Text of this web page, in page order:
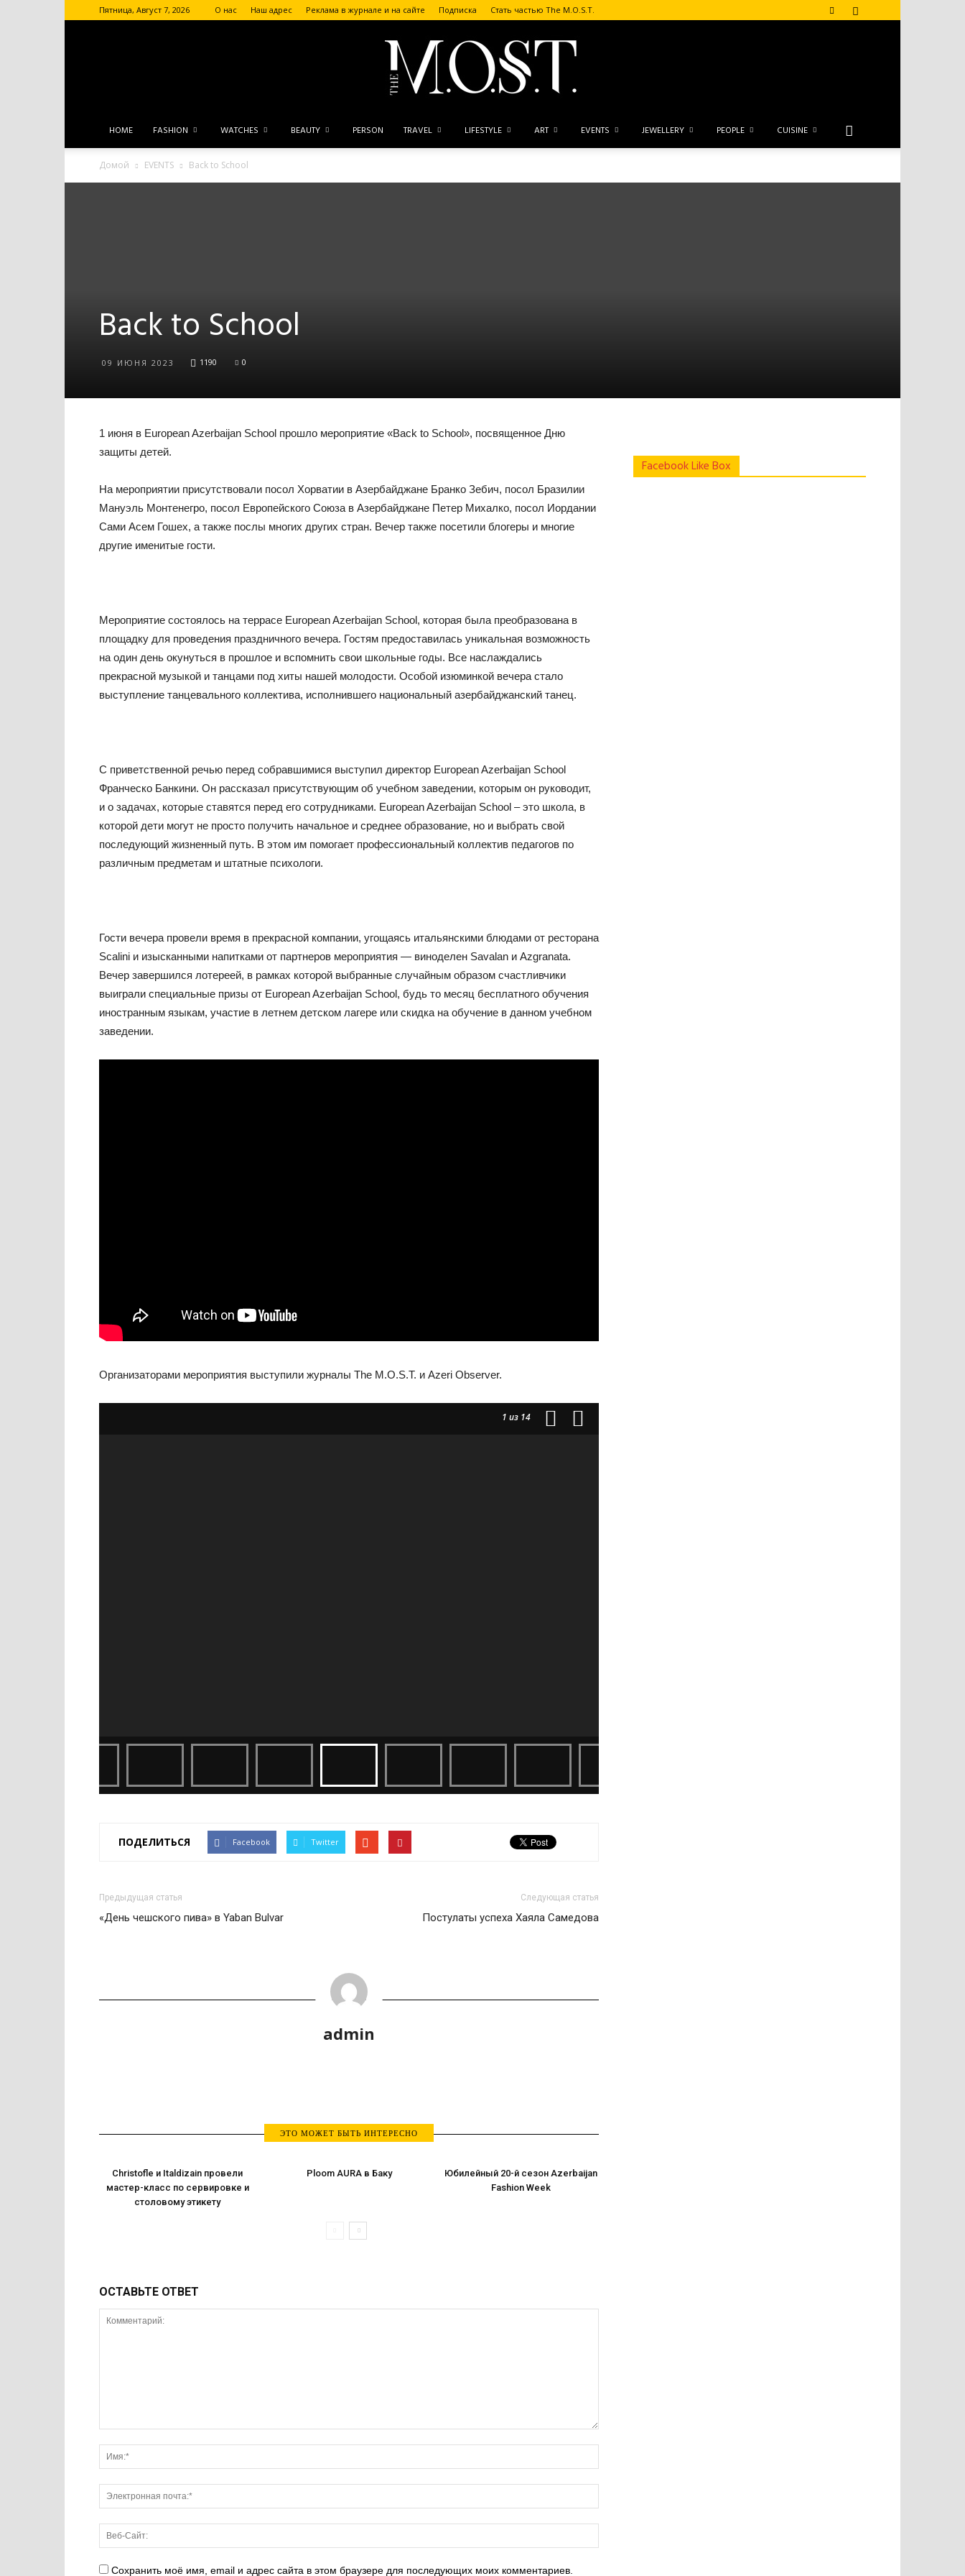
Пятница, Август 7, 2026 О нас Наш адрес Реклама в журнале и на сайте Подписка Стать частью The M.O.S.T.
The
HOME FASHION WATCHES BEAUTY PERSON TRAVEL LIFESTYLE ART EVENTS JEWELLERY PEOPLE CUISINE
Домой EVENTS Back to School
Back to School
09 ИЮНЯ 2023 1190 0
1 июня в European Azerbaijan School прошло мероприятие «Back to School», посвященное Дню
защиты детей.
На мероприятии присутствовали посол Хорватии в Азербайджане Бранко Зебич, посол Бразилии
Мануэль Монтенегро, посол Европейского Союза в Азербайджане Петер Михалко, посол Иордании
Сами Асем Гошех, а также послы многих других стран. Вечер также посетили блогеры и многие
другие именитые гости.
Мероприятие состоялось на террасе European Azerbaijan School, которая была преобразована в
площадку для проведения праздничного вечера. Гостям предоставилась уникальная возможность
на один день окунуться в прошлое и вспомнить свои школьные годы. Все наслаждались
прекрасной музыкой и танцами под хиты нашей молодости. Особой изюминкой вечера стало
выступление танцевального коллектива, исполнившего национальный азербайджанский танец.
С приветственной речью перед собравшимися выступил директор European Azerbaijan School
Франческо Банкини. Он рассказал присутствующим об учебном заведении, которым он руководит,
и о задачах, которые ставятся перед его сотрудниками. European Azerbaijan School – это школа, в
которой дети могут не просто получить начальное и среднее образование, но и выбрать свой
последующий жизненный путь. В этом им помогает профессиональный коллектив педагогов по
различным предметам и штатные психологи.
Гости вечера провели время в прекрасной компании, угощаясь итальянскими блюдами от ресторана
Scalini и изысканными напитками от партнеров мероприятия — виноделен Savalan и Azgranata.
Вечер завершился лотереей, в рамках которой выбранные случайным образом счастливчики
выиграли специальные призы от European Azerbaijan School, будь то месяц бесплатного обучения
иностранным языкам, участие в летнем детском лагере или скидка на обучение в данном учебном
заведении.
Организаторами мероприятия выступили журналы The M.O.S.T. и Azeri Observer.
1 из 14
ПОДЕЛИТЬСЯ Facebook Twitter
Предыдущая статья
«День чешского пива» в Yaban Bulvar
Следующая статья
Постулаты успеха Хаяла Самедова
admin
ЭТО МОЖЕТ БЫТЬ ИНТЕРЕСНО
Christofle и Italdizain провели
мастер-класс по сервировке и
столовому этикету
Ploom AURA в Баку
Юбилейный 20-й сезон Azerbaijan
Fashion Week
ОСТАВЬТЕ ОТВЕТ
Сохранить моё имя, email и адрес сайта в этом браузере для последующих моих комментариев.
Facebook Like Box